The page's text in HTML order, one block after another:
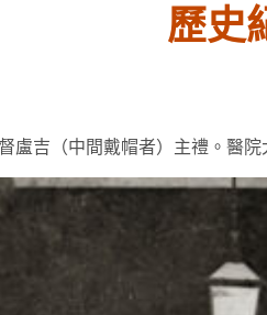
歷史
盧吉（中間戴帽者）主禮。醫